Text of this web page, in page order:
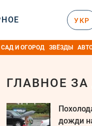
УКР
САД И ОГОРОД ЗВЁЗДЫ
ГЛАВНОЕ
дожди